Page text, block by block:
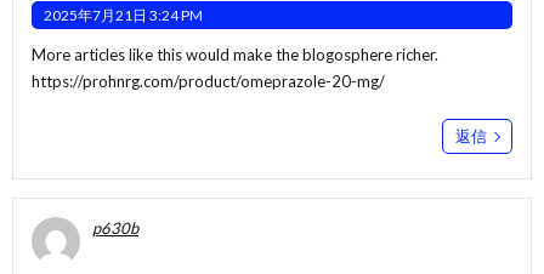
2025年7月21日 3:24 PM
More articles like this would make the blogosphere richer.
https://prohnrg.com/product/omeprazole-20-mg/
返信
p630b